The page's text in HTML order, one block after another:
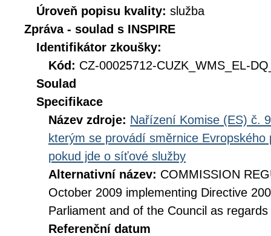
Úroveň popisu kvality: služba
Zpráva - soulad s INSPIRE
Identifikátor zkoušky:
Kód: CZ-00025712-CUZK_WMS_EL-
Soulad
Specifikace
Název zdroje: Nařízení Komise (ES) č.
kterým se provádí směrnice
pokud jde o síťové služby
Alternativní název: COMMISSION
October 2009 implementing Directive
Parliament and of the Council as
Referenční datum